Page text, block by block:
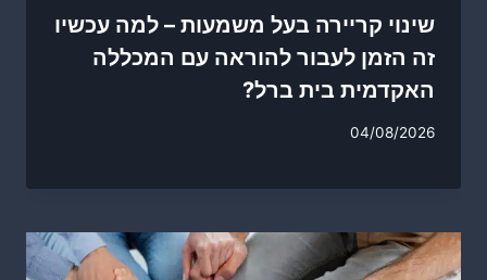
שינוי קריירה בעל משמעות – למה עכשיו
זה הזמן לעבור להוראה עם המכללה
האקדמית בית ברל?
04/08/2026